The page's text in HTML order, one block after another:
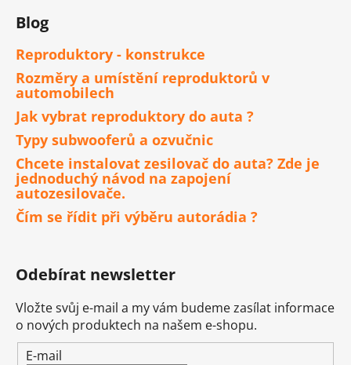
Blog
Reproduktory - konstrukce
Rozměry a umístění reproduktorů v
automobilech
Jak vybrat reproduktory do auta ?
Typy subwooferů a ozvučnic
Chcete instalovat zesilovač do auta? Zde je
jednoduchý návod na zapojení
autozesilovače.
Čím se řídit při výběru autorádia ?
Odebírat newsletter
Vložte svůj e-mail a my vám budeme zasílat informace
o nových produktech na našem e-shopu.
E-mail